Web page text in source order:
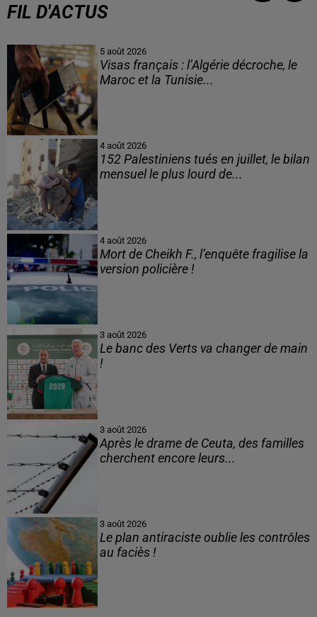
FIL D'ACTUS
5 août 2026
Visas français : l’Algérie décroche, le
Maroc et la Tunisie...
4 août 2026
152 Palestiniens tués en juillet, le bilan
mensuel le plus lourd de...
4 août 2026
Mort de Cheikh F., l’enquête fragilise la
version policière !
3 août 2026
Le banc des Verts va changer de main
!
3 août 2026
Après le drame de Ceuta, des familles
cherchent encore leurs...
3 août 2026
Le plan antiraciste oublie les contrôles
au faciès !